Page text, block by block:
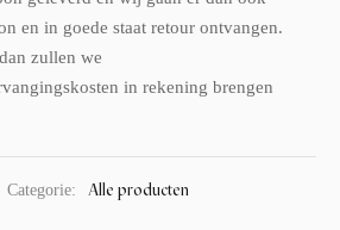
en in goede staat retour ontvangen.
zullen we
in rekening brengen
Categorie: Alle producten